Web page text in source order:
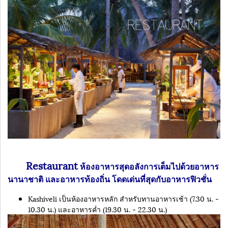
Restaurant ห้องอาหารสุดอลังการเต็มไปด้วยอาหาร
นานาชาติ และอาหารท้องถิ่น โดดเด่นที่สุดกับอาหารฟิวชั่น
Kashiveli เป็นห้องอาหารหลัก สำหรับทานอาหารเช้า (7.30 น. -
10.30 น.) และอาหารค่ำ (19.30 น. - 22.30 น.)